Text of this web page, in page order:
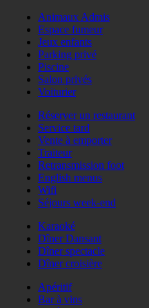
Animaux Admis
Espace fumeur
Jeux enfants
Parking privé
Piscine
Salon privés
Voiturier
Réserver un restaurant
Service tard
Vente à emporter
Traiteur
Retransmission foot
English menus
Wifi
Séjours week-end
Karaoké
Dîner Dansant
Dîner spectacle
Dîner croisière
Apéritif
Bar à vins